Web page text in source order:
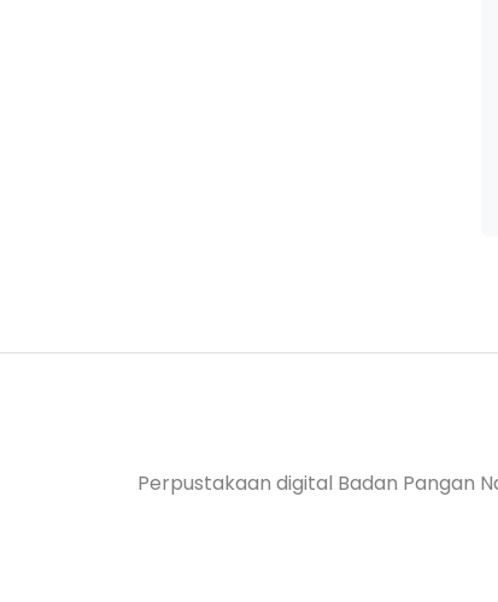
Perpustakaan digital Badan Pangan